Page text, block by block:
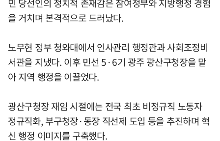
민 당선인의 정치적 존재감은 참여정부와 지방행정 경험
을 거치며 본격적으로 드러났다.
노무현 정부 청와대에서 인사관리 행정관과 사회조정비
서관을 지냈다. 이후 민선 5·6기 광주 광산구청장을 맡
아 지역 행정을 이끌었다.
광산구청장 재임 시절에는 전국 최초 비정규직 노동자
정규직화, 부구청장·동장 직선제 도입 등을 추진하며 혁
신 행정 이미지를 구축했다.